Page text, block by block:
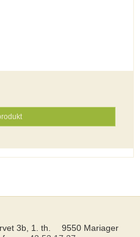
3b, 1. th.
9550 Mariager